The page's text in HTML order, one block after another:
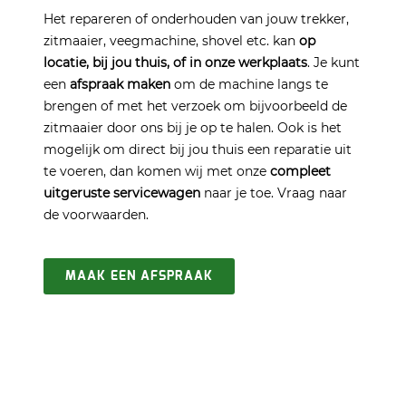
Het repareren of onderhouden van jouw trekker,
zitmaaier, veegmachine, shovel etc. kan op
locatie, bij jou thuis, of in onze werkplaats. Je kunt
een afspraak maken om de machine langs te
brengen of met het verzoek om bijvoorbeeld de
zitmaaier door ons bij je op te halen. Ook is het
mogelijk om direct bij jou thuis een reparatie uit
te voeren, dan komen wij met onze compleet
uitgeruste servicewagen naar je toe. Vraag naar
de voorwaarden.
MAAK EEN AFSPRAAK